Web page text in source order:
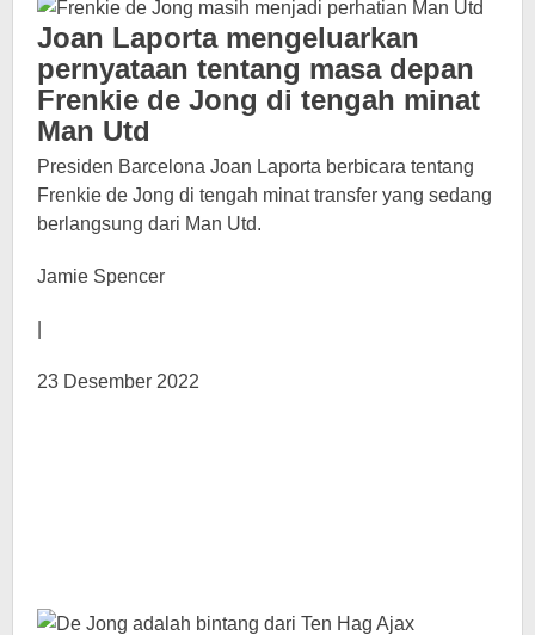
Joan Laporta mengeluarkan
pernyataan tentang masa depan
Frenkie de Jong di tengah minat
Man Utd
Presiden Barcelona Joan Laporta berbicara tentang
Frenkie de Jong di tengah minat transfer yang sedang
berlangsung dari Man Utd.
Jamie Spencer
23 Desember 2022